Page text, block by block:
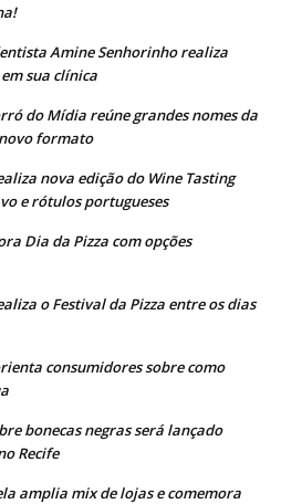
Amine Senhorinho realiza
sua clínica
do Mídia reúne grandes nomes da
formato
nova edição do Wine Tasting
e rótulos portugueses
Dia da Pizza com opções
o Festival da Pizza entre os dias
consumidores sobre como
bonecas negras será lançado
Recife
amplia mix de lojas e comemora